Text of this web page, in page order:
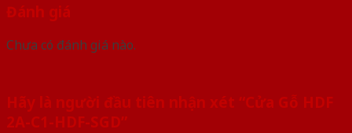
Đánh giá
Chưa có đánh giá nào.
Hãy là người đầu tiên nhận xét “Cửa Gỗ HDF
2A-C1-HDF-SGD”